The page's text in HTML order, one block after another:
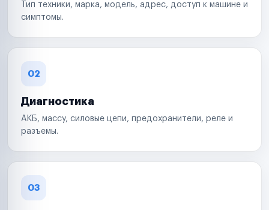
Тип техники, марка, модель, адрес, доступ к машине и
симптомы.
02
Диагностика
АКБ, массу, силовые цепи, предохранители, реле и
разъемы.
03